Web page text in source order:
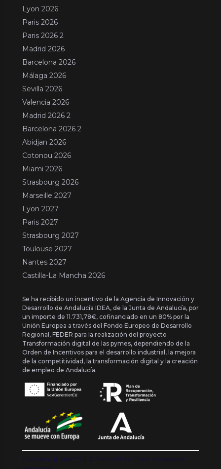
Lyon 2026
Paris 2026
Paris 2026 2
Madrid 2026
Barcelona 2026
Málaga 2026
Sevilla 2026
Valencia 2026
Madrid 2026 2
Barcelona 2026 2
Abidjan 2026
Cotonou 2026
Miami 2026
Strasbourg 2026
Marseille 2027
Lyon 2027
Paris 2027
Strasbourg 2027
Toulouse 2027
Nantes 2027
Castilla-La Mancha 2026
Se ha recibido un incentivo de la Agencia de Innovación y
Desarrollo de Andalucía IDEA, de la Junta de Andalucía, por
un importe de 11.731,78€, cofinanciado en un 80% por la
Unión Europea a través del Fondo Europeo de Desarrollo
Regional, FEDER para la realización del proyecto
Transformación digital de las pymes, dependiendo de la
Orden de Incentivos para el desarrollo industrial, la mejora
de la competitividad, la transformación digital y la creación
de empleo de Andalucía.
Copyright {{ date('Y') }} ® Franquishop. Todos los derechos